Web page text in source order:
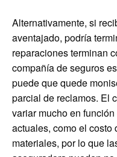
Alternativamente, si
aventajado, podría
reparaciones terminan
compañía de seguros
puede que quede
parcial de reclamos. El
variar mucho en
actuales, como el costo
materiales, por lo que